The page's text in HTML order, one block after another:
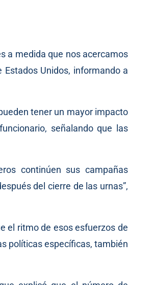
a medida que nos acercamos
Unidos, informando a
tener un mayor impacto
señalando que las
continúen sus campañas
del cierre de las urnas”,
el ritmo de esos esfuerzos de
políticas específicas, también